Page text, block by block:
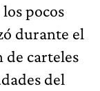
pocos
durante el
de carteles
del